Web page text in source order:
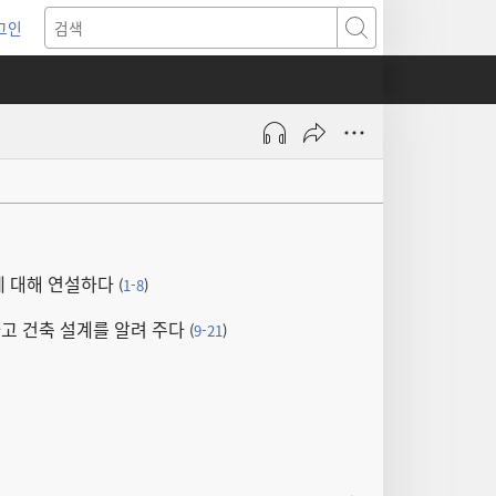
인
운 검색
대해 연설하다 (1-8)
건축 설계를 알려 주다 (9-21)